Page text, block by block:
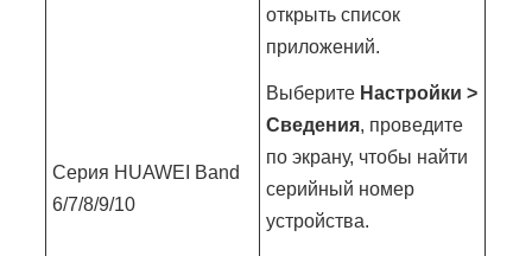
Серия HUAWEI Band
6/7/8/9/10
открыть список
приложений.
Выберите Настройки >
Сведения, проведите
по экрану, чтобы найти
серийный номер
устройства.